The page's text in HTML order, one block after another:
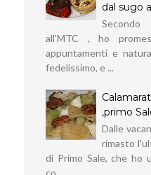
dal sugo
all'MTC , ho
appuntamenti e
fedelissimo, e ...
,primo
Dalle
rimasto
di Primo Sale, che ho